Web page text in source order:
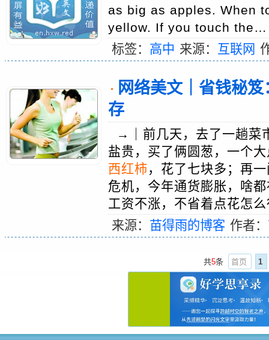
as big as apples. When
yellow. If you touch the…
标签： 高中 来源： 互联网
· 网络美文｜省钱秘
存
→｜前几天，去了一趟菜
盐贵，买了俩圆葱，一个
西红柿，花了七块多；再
危机，今年通货膨胀，啥
工资不涨，不省着点花怎
来源： 苗得雨的博客 作者：
共5条 首页 1